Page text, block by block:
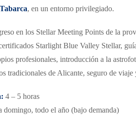
, en un entorno privilegiado.
en los Stellar Meeting Points de la
Starlight Blue Valley Stellar,
profesionales, introducción a la
tradicionales de Alicante, seguro de viaje
4 – 5 horas
domingo, todo el año (bajo demanda)